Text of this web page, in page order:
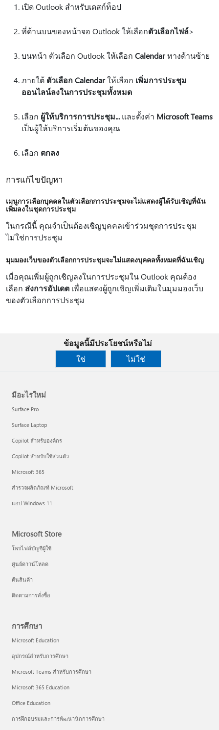
เปิด Outlook สําหรับเดสก์ท็อป
ที่ด้านบนของหน้าจอ Outlook ให้เลือกตัวเลือกไฟล์>
บนหน้า ตัวเลือก Outlook ให้เลือก Calendarทางด้านซ้าย
ภายใต้ ตัวเลือก Calendarให้เลือก เพิ่มการประชุม
ออนไลน์ลงในการประชุมทั้งหมด
เลือก ผู้ให้บริการการประชุม...และตั้งค่า Microsoft Teams
เป็นผู้ให้บริการเริ่มต้นของคุณ
เลือก ตกลง
การแก้ไขปัญหา
เมนูการเลือกบุคคลในตัวเลือกการประชุมจะไม่แสดงผู้ได้รับเชิญที่ฉัน
เพิ่มลงในชุดการประชุม
ในกรณีนี้ คุณจําเป็นต้องเชิญบุคคลเข้าร่วมชุดการประชุม
ไม่ใช่การประชุม
มุมมองเว็บของตัวเลือกการประชุมจะไม่แสดงบุคคลทั้งหมดที่ฉันเชิญ
เมื่อคุณเพิ่มผู้ถูกเชิญลงในการประชุมใน Outlook คุณต้อง
เลือก ส่งการอัปเดต เพื่อแสดงผู้ถูกเชิญเพิ่มเติมในมุมมองเว็บ
ของตัวเลือกการประชุม
ข้อมูลนี้มีประโยชน์หรือไม่
ใช่
ไม่ใช่
มีอะไรใหม่
Surface Pro
Surface Laptop
Copilot สำหรับองค์กร
Copilot สำหรับใช้ส่วนตัว
Microsoft 365
สำรวจผลิตภัณฑ์ Microsoft
แอป Windows 11
Microsoft Store
โพรไฟล์บัญชีผู้ใช้
ศูนย์ดาวน์โหลด
คืนสินค้า
ติดตามการสั่งซื้อ
การศึกษา
Microsoft Education
อุปกรณ์สำหรับการศึกษา
Microsoft Teams สำหรับการศึกษา
Microsoft 365 Education
Office Education
การฝึกอบรมและการพัฒนานักการศึกษา